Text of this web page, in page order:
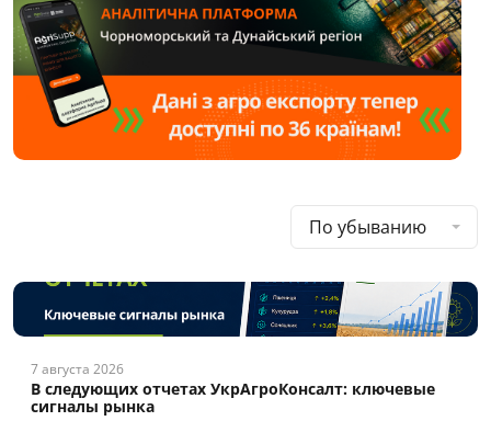
По убыванию
7 августа 2026
В следующих отчетах УкрАгроКонсалт: ключевые
сигналы рынка